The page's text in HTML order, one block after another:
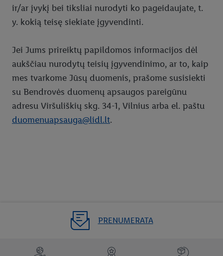
ir/ar įvykį bei tiksliai nurodyti ko pageidaujate, t.
y. kokią teisę siekiate įgyvendinti.
Jei Jums prireiktų papildomos informacijos dėl
aukščiau nurodytų teisių įgyvendinimo, ar to, kaip
mes tvarkome Jūsų duomenis, prašome susisiekti
su Bendrovės duomenų apsaugos pareigūnu
adresu Viršuliškių skg. 34-1, Vilnius arba el. paštu
duomenuapsauga@lidl.lt.
PRENUMERATA